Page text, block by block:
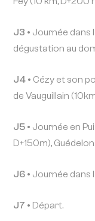
J3 • Journée dans
dégustation au
J4 • Cézy et son
de Vauguillain
J5 • Journée en
D+150m), Guédelon.
J6 • Journée dans
J7 • Départ.